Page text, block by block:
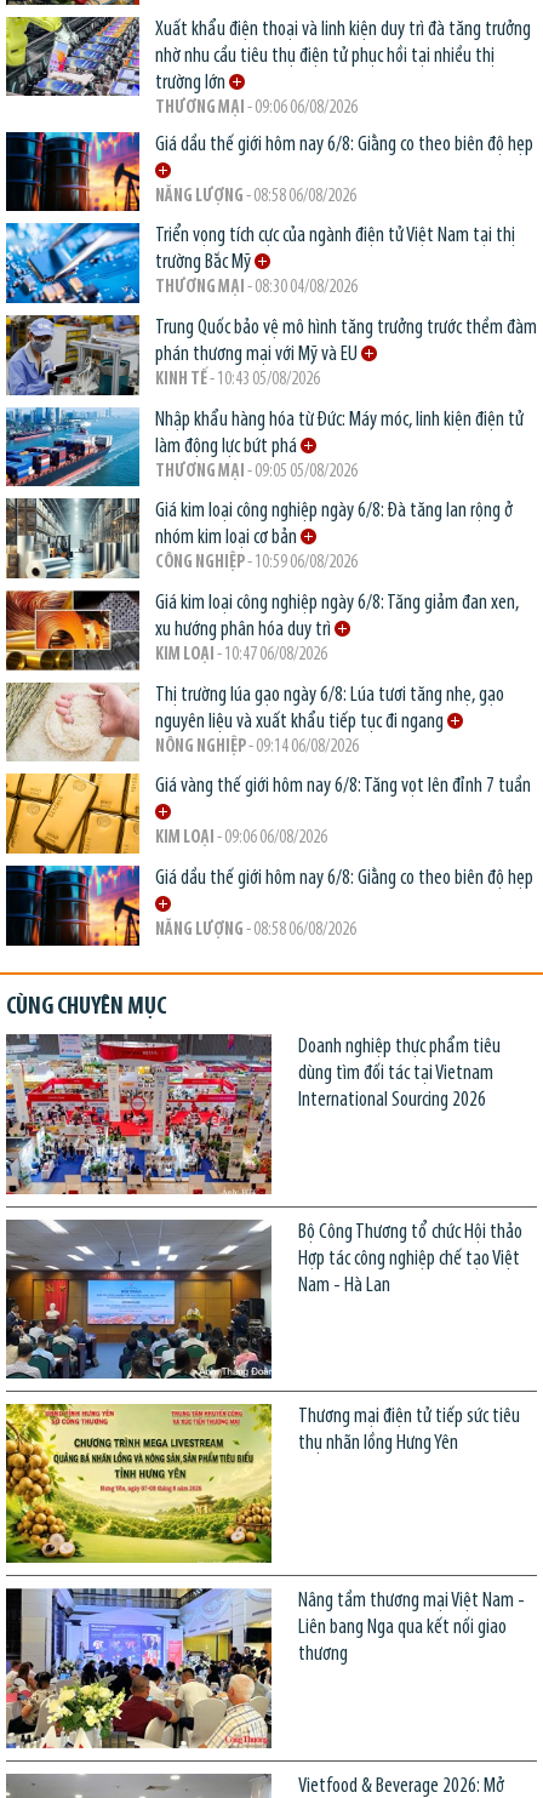
Xuất khẩu điện thoại và linh kiện duy trì đà tăng trưởng
nhờ nhu cầu tiêu thụ điện tử phục hồi tại nhiều thị
trường lớn
THƯƠNG MẠI - 09:06 06/08/2026
Giá dầu thế giới hôm nay 6/8: Giằng co theo biên độ hẹp
NĂNG LƯỢNG - 08:58 06/08/2026
Triển vọng tích cực của ngành điện tử Việt Nam tại thị
trường Bắc Mỹ
THƯƠNG MẠI - 08:30 04/08/2026
Trung Quốc bảo vệ mô hình tăng trưởng trước thềm đàm
phán thương mại với Mỹ và EU
KINH TẾ- 10:43 05/08/2026
Nhập khẩu hàng hóa từ Đức: Máy móc, linh kiện điện tử
làm động lực bứt phá
THƯƠNG MẠI - 09:05 05/08/2026
Giá kim loại công nghiệp ngày 6/8: Đà tăng lan rộng ở
nhóm kim loại cơ bản
CÔNG NGHIỆP- 10:59 06/08/2026
Giá kim loại công nghiệp ngày 6/8: Tăng giảm đan xen,
xu hướng phân hóa duy trì
KIM LOẠI - 10:47 06/08/2026
Thị trường lúa gạo ngày 6/8: Lúa tươi tăng nhẹ, gạo
nguyên liệu và xuất khẩu tiếp tục đi ngang
NÔNG NGHIỆP- 09:14 06/08/2026
Giá vàng thế giới hôm nay 6/8: Tăng vọt lên đỉnh 7 tuần
KIM LOẠI - 09:06 06/08/2026
Giá dầu thế giới hôm nay 6/8: Giằng co theo biên độ hẹp
NĂNG LƯỢNG - 08:58 06/08/2026
CÙNG CHUYÊN MỤC
Doanh nghiệp thực phẩm tiêu
dùng tìm đối tác tại Vietnam
International Sourcing 2026
Bộ Công Thương tổ chức Hội thảo
Hợp tác công nghiệp chế tạo Việt
Nam - Hà Lan
Thương mại điện tử tiếp sức tiêu
thụ nhãn lồng Hưng Yên
Nâng tầm thương mại Việt Nam -
Liên bang Nga qua kết nối giao
thương
Vietfood & Beverage 2026: Mở